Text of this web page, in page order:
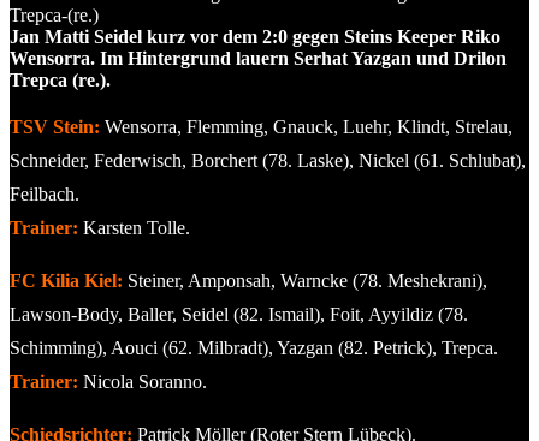
Jan Matti Seidel kurz vor dem 2:0 gegen Steins Keeper Riko
Wensorra. Im Hintergrund lauern Serhat Yazgan und Drilon
Trepca (re.).
TSV Stein: Wensorra, Flemming, Gnauck, Luehr, Klindt, Strelau,
Schneider, Federwisch, Borchert (78. Laske), Nickel (61. Schlubat),
Feilbach.
Trainer: Karsten Tolle.
FC Kilia Kiel: Steiner, Amponsah, Warncke (78. Meshekrani),
Lawson-Body, Baller, Seidel (82. Ismail), Foit, Ayyildiz (78.
Schimming), Aouci (62. Milbradt), Yazgan (82. Petrick), Trepca.
Trainer: Nicola Soranno.
Schiedsrichter: Patrick Möller (Roter Stern Lübeck).